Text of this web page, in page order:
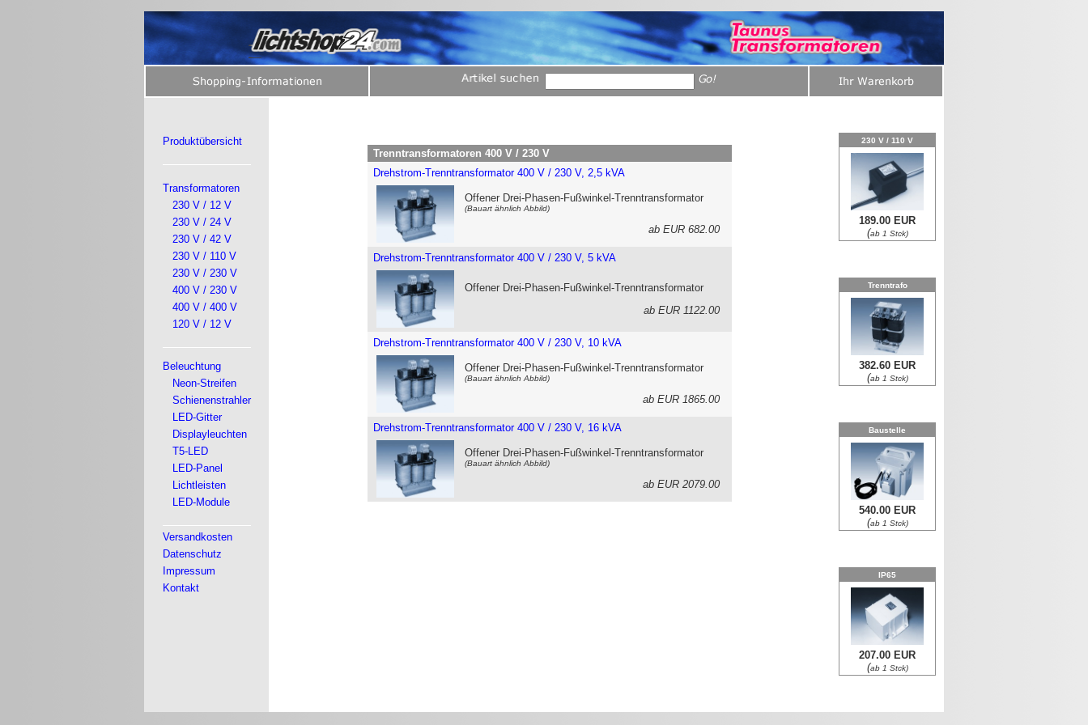
Produktübersicht
Transformatoren
230 V / 12 V
230 V / 24 V
230 V / 42 V
230 V / 110 V
230 V / 230 V
400 V / 230 V
400 V / 400 V
120 V / 12 V
Beleuchtung
Neon-Streifen
Schienenstrahler
LED-Gitter
Displayleuchten
T5-LED
LED-Panel
Lichtleisten
LED-Module
Versandkosten
Datenschutz
Impressum
Kontakt
Trenntransformatoren 400 V / 230 V
Drehstrom-Trenntransformator 400 V / 230 V, 2,5 kVA
Offener Drei-Phasen-Fußwinkel-Trenntransformator
(Bauart ähnlich Abbild)
ab EUR 682.00
Drehstrom-Trenntransformator 400 V / 230 V, 5 kVA
Offener Drei-Phasen-Fußwinkel-Trenntransformator
ab EUR 1122.00
Drehstrom-Trenntransformator 400 V / 230 V, 10 kVA
Offener Drei-Phasen-Fußwinkel-Trenntransformator
(Bauart ähnlich Abbild)
ab EUR 1865.00
Drehstrom-Trenntransformator 400 V / 230 V, 16 kVA
Offener Drei-Phasen-Fußwinkel-Trenntransformator
(Bauart ähnlich Abbild)
ab EUR 2079.00
230 V / 110 V
189.00 EUR
(ab 1 Stck)
Trenntrafo
382.60 EUR
(ab 1 Stck)
Baustelle
540.00 EUR
(ab 1 Stck)
IP65
207.00 EUR
(ab 1 Stck)